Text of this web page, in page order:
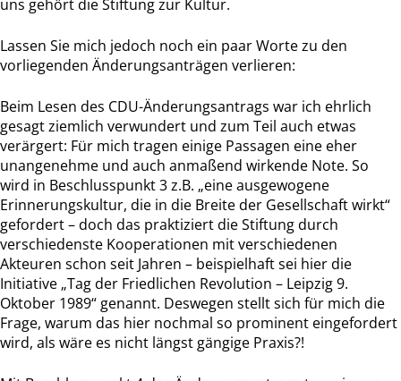
uns gehört die Stiftung zur Kultur.
Lassen Sie mich jedoch noch ein paar Worte zu den
vorliegenden Änderungsanträgen verlieren:
Beim Lesen des CDU-Änderungsantrags war ich ehrlich
gesagt ziemlich verwundert und zum Teil auch etwas
verärgert: Für mich tragen einige Passagen eine eher
unangenehme und auch anmaßend wirkende Note. So
wird in Beschlusspunkt 3 z.B. „eine ausgewogene
Erinnerungskultur, die in die Breite der Gesellschaft wirkt“
gefordert – doch das praktiziert die Stiftung durch
verschiedenste Kooperationen mit verschiedenen
Akteuren schon seit Jahren – beispielhaft sei hier die
Initiative „Tag der Friedlichen Revolution – Leipzig 9.
Oktober 1989“ genannt. Deswegen stellt sich für mich die
Frage, warum das hier nochmal so prominent eingefordert
wird, als wäre es nicht längst gängige Praxis?!